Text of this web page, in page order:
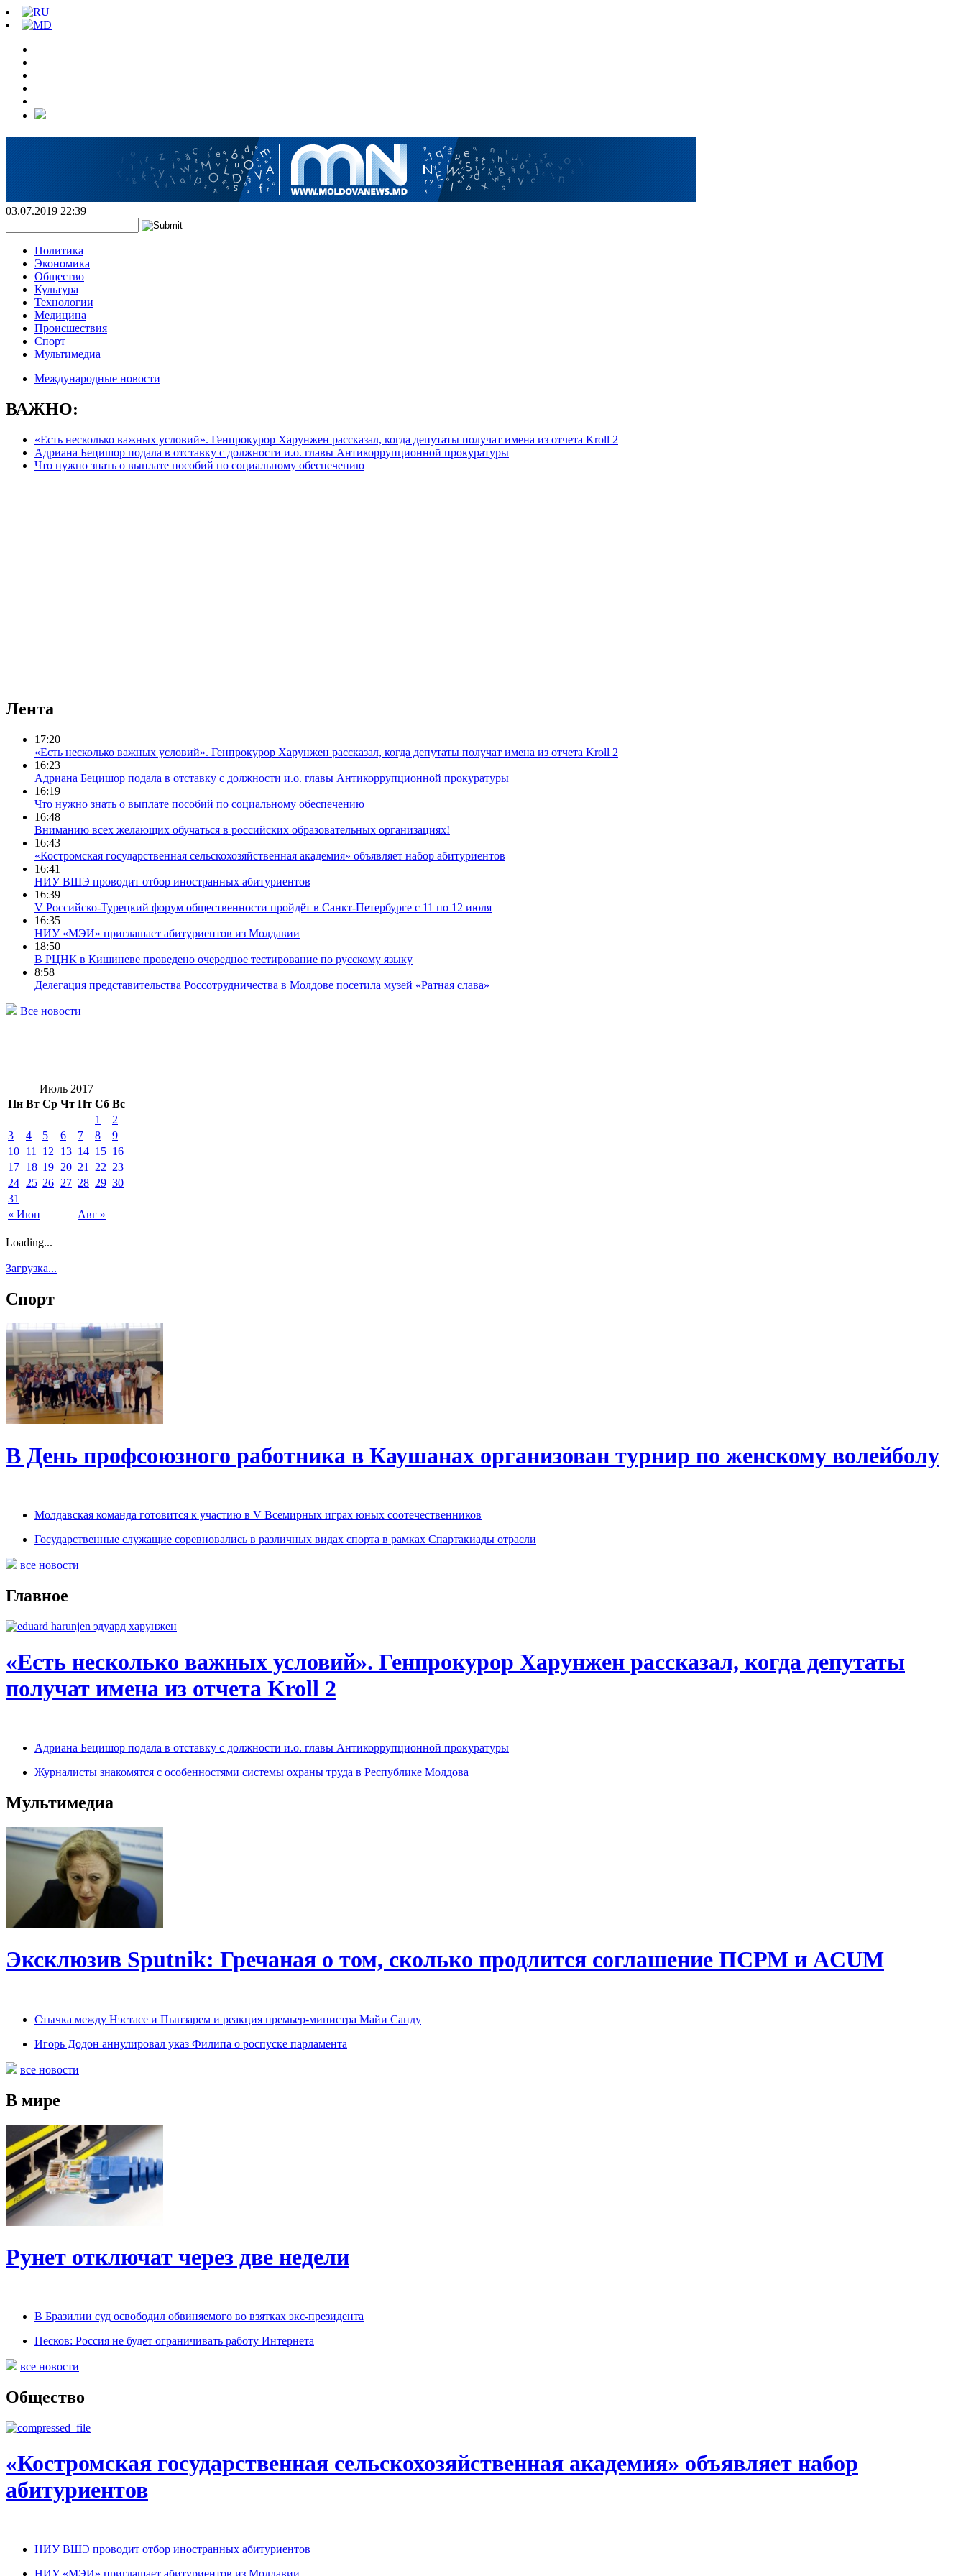
03.07.2019 22:39
Политика
Экономика
Общество
Культура
Технологии
Медицина
Происшествия
Спорт
Мультимедиа
Международные новости
ВАЖНО:
«Есть несколько важных условий». Генпрокурор Харунжен рассказал, когда депутаты получат имена из отчета Kroll 2
Адриана Бецишор подала в отставку с должности и.о. главы Антикоррупционной прокуратуры
Что нужно знать о выплате пособий по социальному обеспечению
Лента
17:20
«Есть несколько важных условий». Генпрокурор Харунжен рассказал, когда депутаты получат имена из отчета Kroll 2
16:23
Адриана Бецишор подала в отставку с должности и.о. главы Антикоррупционной прокуратуры
16:19
Что нужно знать о выплате пособий по социальному обеспечению
16:48
Вниманию всех желающих обучаться в российских образовательных организациях!
16:43
«Костромская государственная сельскохозяйственная академия» объявляет набор абитуриентов
16:41
НИУ ВШЭ проводит отбор иностранных абитуриентов
16:39
V Российско-Турецкий форум общественности пройдёт в Санкт-Петербурге с 11 по 12 июля
16:35
НИУ «МЭИ» приглашает абитуриентов из Молдавии
18:50
В РЦНК в Кишиневе проведено очередное тестирование по русскому языку
8:58
Делегация представительства Россотрудничества в Молдове посетила музей «Ратная слава»
Все новости
Июль 2017
Пн Вт Ср Чт Пт Сб Вс
« Июн Авг »
1
2
3
4 5 6 7 8
9
10 11 12 13 14 15 16
17 18 19 20 21 22 23
24 25 26 27 28 29 30
31
Loading...
Загрузка...
Спорт
В День профсоюзного работника в Каушанах организован турнир по женскому волейболу
Молдавская команда готовится к участию в V Всемирных играх юных соотечественников
Государственные служащие соревновались в различных видах спорта в рамках Спартакиады отрасли
все новости
Главное
«Есть несколько важных условий». Генпрокурор Харунжен рассказал, когда депутаты
получат имена из отчета Kroll 2
Адриана Бецишор подала в отставку с должности и.о. главы Антикоррупционной прокуратуры
Журналисты знакомятся с особенностями системы охраны труда в Республике Молдова
Мультимедиа
Эксклюзив Sputnik: Гречаная о том, сколько продлится соглашение ПСРМ и ACUM
Cтычка между Нэстасе и Пынзарем и реакция премьер-министра Майи Санду
Игорь Додон аннулировал указ Филипа о роспуске парламента
все новости
В мире
Рунет отключат через две недели
В Бразилии суд освободил обвиняемого во взятках экс-президента
Песков: Россия не будет ограничивать работу Интернета
все новости
Общество
«Костромская государственная сельскохозяйственная академия» объявляет набор
абитуриентов
НИУ ВШЭ проводит отбор иностранных абитуриентов
НИУ «МЭИ» приглашает абитуриентов из Молдавии